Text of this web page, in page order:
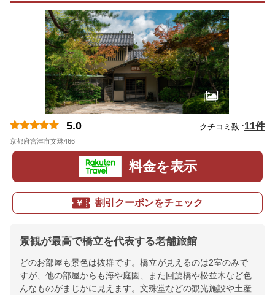
5.0 クチコミ数 :11件
京都府宮津市文珠466
料金を表示
割引クーポンをチェック
景観が最高で橋立を代表する老舗旅館
どのお部屋も景色は抜群です。橋立が見えるのは2室のみで
すが、他の部屋からも海や庭園、また回旋橋や松並木など色
んなものがまじかに見えます。文殊堂などの観光施設や土産